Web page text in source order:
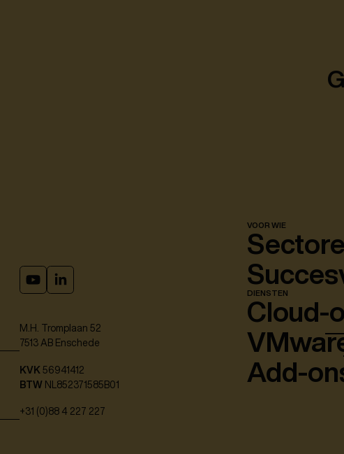
M.H. Tromplaan 52
7513 AB Enschede
KVK 56941412
BTW NL852371585B01
+31 (0)88 4 227 227
VOOR WIE
DIENSTEN
Cloud-
Add-